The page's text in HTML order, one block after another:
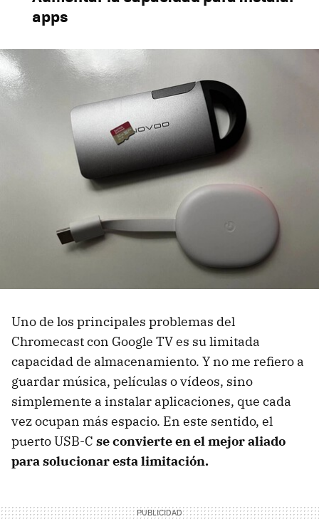
Tener Internet con cable
Alimentar el Chromecast directamente desde la tele
apps
Uno de los principales problemas del
Chromecast con Google TV es su limitada
capacidad de almacenamiento. Y no me refiero a
guardar música, películas o vídeos, sino
simplemente a instalar aplicaciones, que cada
vez ocupan más espacio. En este sentido, el
puerto USB-C se convierte en el mejor aliado
para solucionar esta limitación.